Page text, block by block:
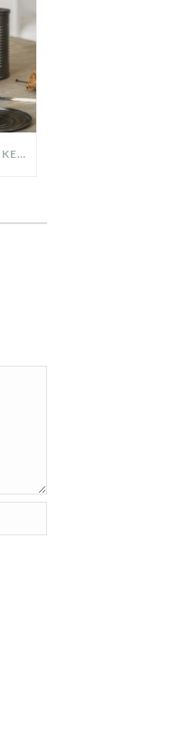
DIY HERBSTDEKO-IDEE: DUFTKERZE IN DER DOSE – KREATIV UND NACHHALTIG